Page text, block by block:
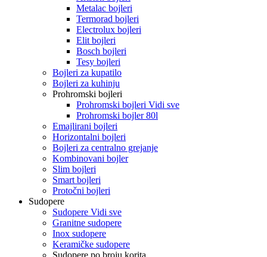
Metalac bojleri
Termorad bojleri
Electrolux bojleri
Elit bojleri
Bosch bojleri
Tesy bojleri
Bojleri za kupatilo
Bojleri za kuhinju
Prohromski bojleri
Prohromski bojleri Vidi sve
Prohromski bojler 80l
Emajlirani bojleri
Horizontalni bojleri
Bojleri za centralno grejanje
Kombinovani bojler
Slim bojleri
Smart bojleri
Protočni bojleri
Sudopere
Sudopere Vidi sve
Granitne sudopere
Inox sudopere
Keramičke sudopere
Sudopere po broju korita